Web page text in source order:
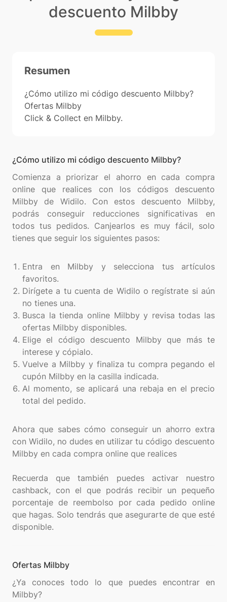
descuento Milbby
Resumen
¿Cómo utilizo mi código descuento Milbby?
Ofertas Milbby
Click & Collect en Milbby.
¿Cómo utilizo mi código descuento Milbby?
Comienza a priorizar el ahorro en cada compra
online que realices con los códigos descuento
Milbby de Widilo. Con estos descuento Milbby,
podrás conseguir reducciones significativas en
todos tus pedidos. Canjearlos es muy fácil, solo
tienes que seguir los siguientes pasos:
Entra en Milbby y selecciona tus artículos
favoritos.
Dirígete a tu cuenta de Widilo o regístrate si aún
no tienes una.
Busca la tienda online Milbby y revisa todas las
ofertas Milbby disponibles.
Elige el código descuento Milbby que más te
interese y cópialo.
Vuelve a Milbby y finaliza tu compra pegando el
cupón Milbby en la casilla indicada.
Al momento, se aplicará una rebaja en el precio
total del pedido.
Ahora que sabes cómo conseguir un ahorro extra
con Widilo, no dudes en utilizar tu código descuento
Milbby en cada compra online que realices
Recuerda que también puedes activar nuestro
cashback, con el que podrás recibir un pequeño
porcentaje de reembolso por cada pedido online
que hagas. Solo tendrás que asegurarte de que esté
Ofertas Milbby
¿Ya conoces todo lo que puedes encontrar en
Milbby?